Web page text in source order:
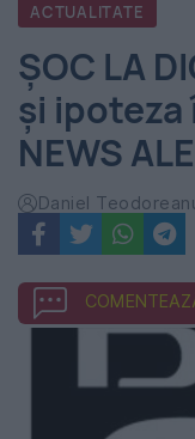
România
-
Evenimentul
Zilei
ACTUALITATE
ŞOC LA
şi
NEWS
Daniel